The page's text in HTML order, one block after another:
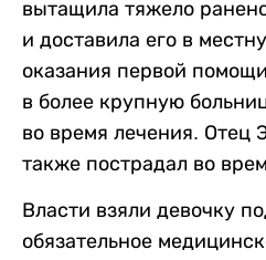
вытащила тяжело
и доставила его в
оказания первой
в более крупную
во время лечения. Отец
также пострадал во
Власти взяли девочку
обязательное